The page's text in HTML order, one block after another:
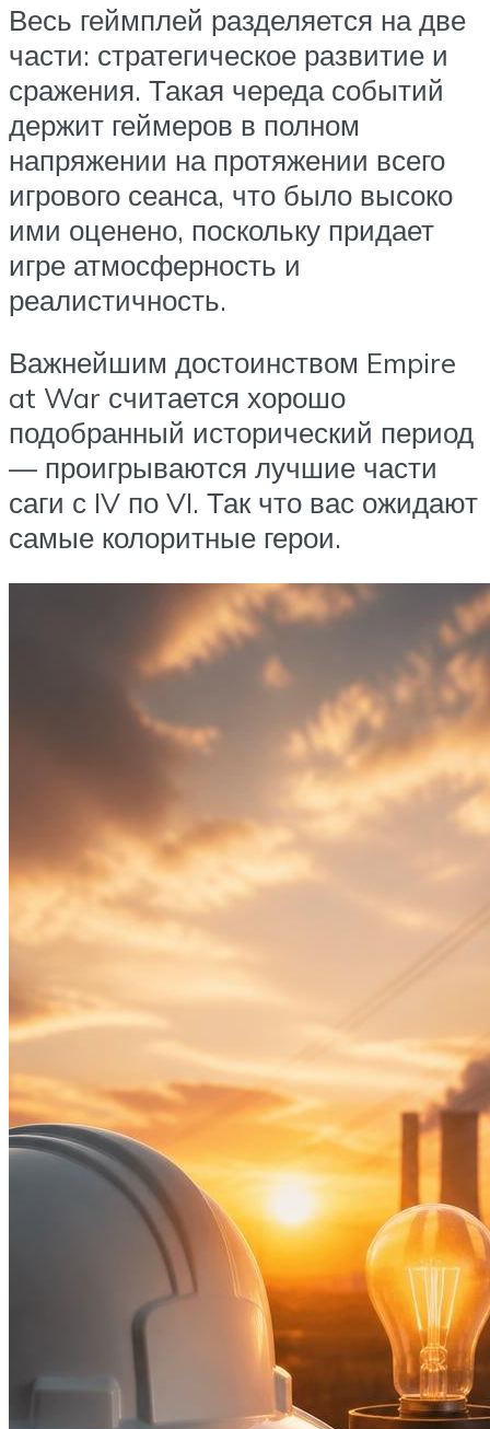
Весь геймплей разделяется на две
части: стратегическое развитие и
сражения. Такая череда событий
держит геймеров в полном
напряжении на протяжении всего
игрового сеанса, что было высоко
ими оценено, поскольку придает
игре атмосферность и
реалистичность.
Важнейшим достоинством Empire
at War считается хорошо
подобранный исторический период
— проигрываются лучшие части
саги с IV по VI. Так что вас ожидают
самые колоритные герои.